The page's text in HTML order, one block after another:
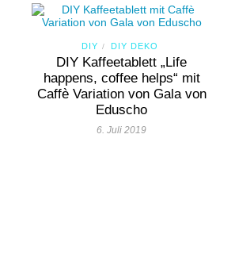
DIY / DIY DEKO
DIY Kaffeetablett „Life
happens, coffee helps“ mit
Caffè Variation von Gala von
Eduscho
6. Juli 2019